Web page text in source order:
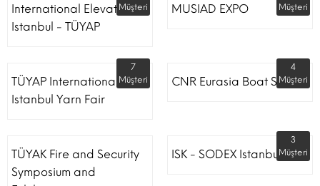
International Elevator
Istanbul - TÜYAP
Müşteri
MUSIAD EXPO
Müşteri
TÜYAP International
Istanbul Yarn Fair
7
Müşteri
CNR Eurasia Boat Show
4
Müşteri
TÜYAK Fire and Security
Symposium and
ISK - SODEX Istanbul
3
Müşteri